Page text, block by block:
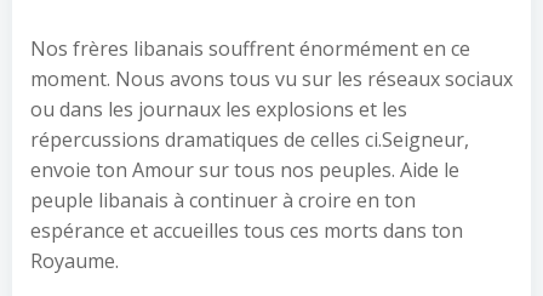
Nos frères libanais souffrent énormément en ce
moment. Nous avons tous vu sur les réseaux sociaux
ou dans les journaux les explosions et les
répercussions dramatiques de celles ci.Seigneur,
envoie ton Amour sur tous nos peuples. Aide le
peuple libanais à continuer à croire en ton
espérance et accueilles tous ces morts dans ton
Royaume.